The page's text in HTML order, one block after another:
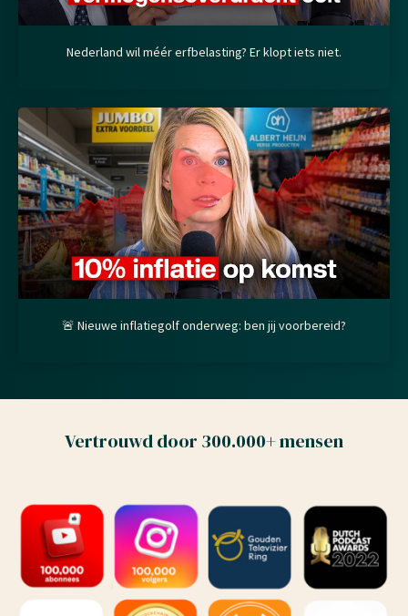
Nederland wil méér erfbelasting? Er klopt iets niet.
🚨 Nieuwe inflatiegolf onderweg: ben jij voorbereid?
Vertrouwd door 300.000+ mensen